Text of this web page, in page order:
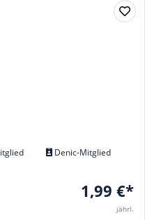
Denic-Mitglied
1,99 €*
jährl.